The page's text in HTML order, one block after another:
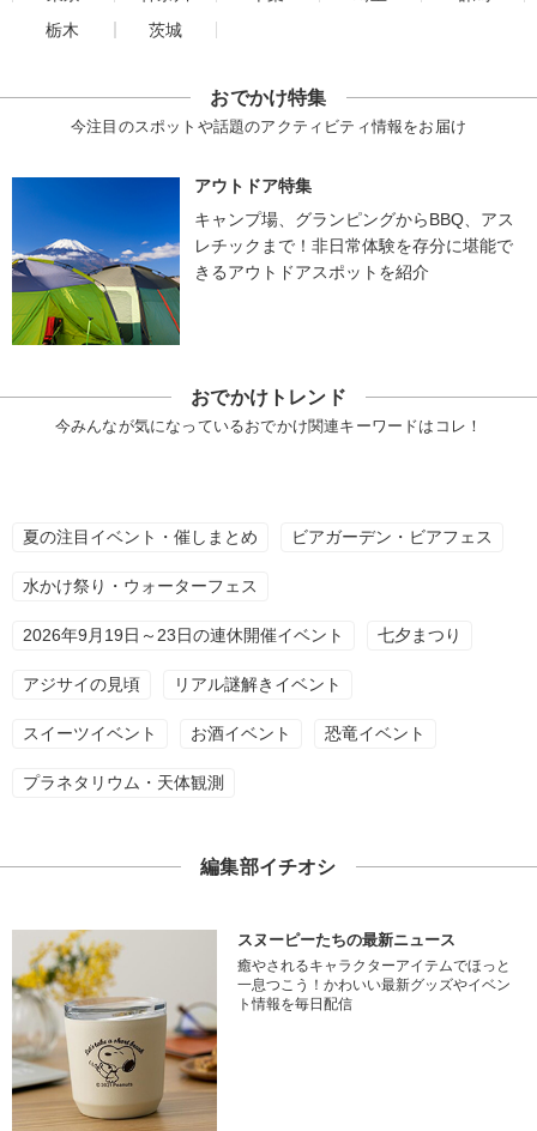
栃木
茨城
おでかけ特集
今注目のスポットや話題のアクティビティ情報をお届け
アウトドア特集
キャンプ場、グランピングからBBQ、アス
レチックまで！非日常体験を存分に堪能で
きるアウトドアスポットを紹介
おでかけトレンド
今みんなが気になっているおでかけ関連キーワードはコレ！
夏の注目イベント・催しまとめ ビアガーデン・ビアフェス
水かけ祭り・ウォーターフェス
2026年9月19日～23日の連休開催イベント 七夕まつり
アジサイの見頃 リアル謎解きイベント
スイーツイベント お酒イベント 恐竜イベント
プラネタリウム・天体観測
編集部イチオシ
スヌーピーたちの最新ニュース
癒やされるキャラクターアイテムでほっと
一息つこう！かわいい最新グッズやイベン
ト情報を毎日配信